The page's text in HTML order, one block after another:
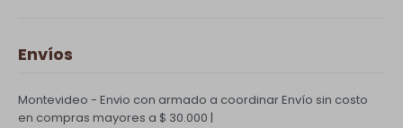
Envíos
Montevideo - Envio con armado a coordinarEnvío sin costo
en compras mayores a $ 30.000 |